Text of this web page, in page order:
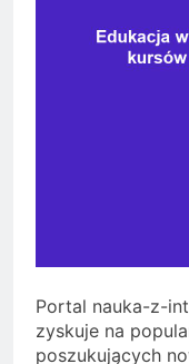
Portal nauka-z-
zyskuje na
poszukujących